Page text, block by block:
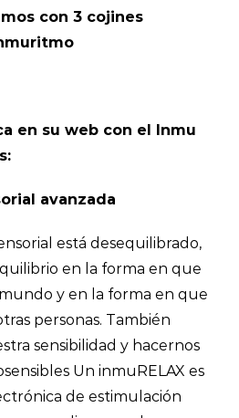
con 3 cojines
en su web con el Inmu
avanzada
está desequilibrado,
en la forma en que
y en la forma en que
personas. También
sensibilidad y hacernos
Un inmuRELAX es
de estimulación